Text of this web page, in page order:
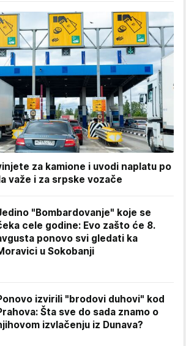
za kamione i uvodi naplatu po
važe i za srpske vozače
"Bombardovanje" koje se
cele godine: Evo zašto će 8.
ponovo svi gledati ka
u Sokobanji
izvirili "brodovi duhovi" kod
Šta sve do sada znamo o
izvlačenju iz Dunava?